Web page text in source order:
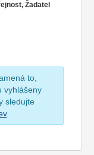
Žadatel
to,
vyhlášeny
sledujte
.